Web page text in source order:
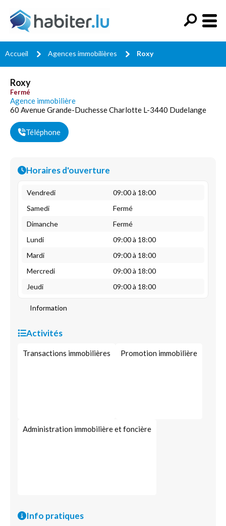
Accueil Agences immobilières Roxy
Roxy
Fermé
Agence immobilière
60 Avenue Grande-Duchesse Charlotte L-3440 Dudelange
Téléphone
Horaires d'ouverture
Vendredi
09:00 à 18:00
Samedi
Fermé
Dimanche
Fermé
Lundi
09:00 à 18:00
Mardi
09:00 à 18:00
Mercredi
09:00 à 18:00
Jeudi
09:00 à 18:00
Information
Activités
Transactions immobilières Promotion immobilière
Administration immobilière et foncière
Info pratiques